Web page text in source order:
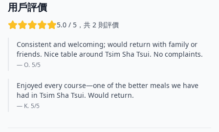
用戶評價
5.0 / 5，共 2 則評價
Consistent and welcoming; would return with family or
friends. Nice table around Tsim Sha Tsui. No complaints.
— O. 5/5
Enjoyed every course—one of the better meals we have
had in Tsim Sha Tsui. Would return.
— K. 5/5